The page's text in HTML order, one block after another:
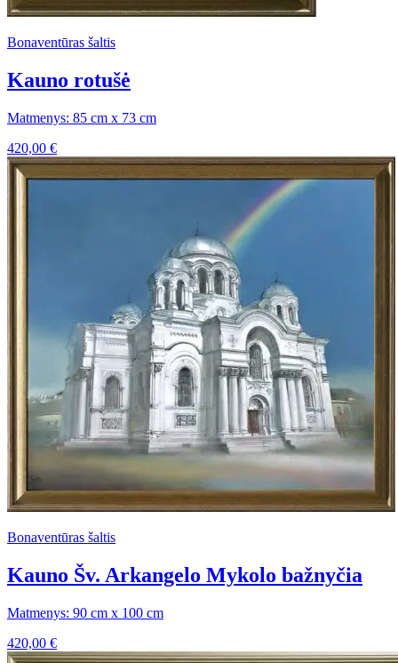
Bonaventūras šaltis
Kauno rotušė
Matmenys: 85 cm x 73 cm
420,00 €
Bonaventūras šaltis
Kauno Šv. Arkangelo Mykolo bažnyčia
Matmenys: 90 cm x 100 cm
420,00 €